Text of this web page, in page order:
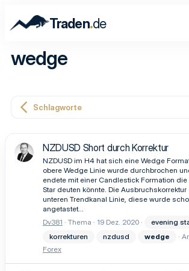
Traden.de
wedge
Schlagworte
NZDUSD Short durch Korrektur
NZDUSD im H4 hat sich eine Wedge
obere Wedge Linie wurde durchbrochen
endete mit einer Candlestick Formation
Star deuten könnte. Die
unteren Trendkanal Linie, diese wurde
angetastet...
Dv381
Thema 19 Dez. 2020 evening
korrekturen
nzdusd wedge
Forex